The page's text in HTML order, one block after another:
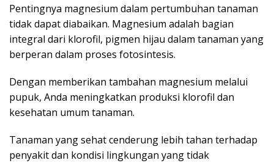
Pentingnya magnesium dalam pertumbuhan tanaman
tidak dapat diabaikan. Magnesium adalah bagian
integral dari klorofil, pigmen hijau dalam tanaman yang
berperan dalam proses fotosintesis.
Dengan memberikan tambahan magnesium melalui
pupuk, Anda meningkatkan produksi klorofil dan
kesehatan umum tanaman.
Tanaman yang sehat cenderung lebih tahan terhadap
penyakit dan kondisi lingkungan yang tidak